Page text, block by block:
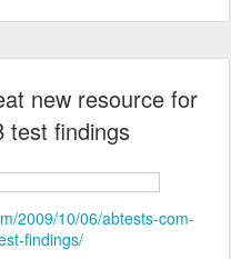
new resource for
test findings
2009/10/06/abtests-com-
findings/